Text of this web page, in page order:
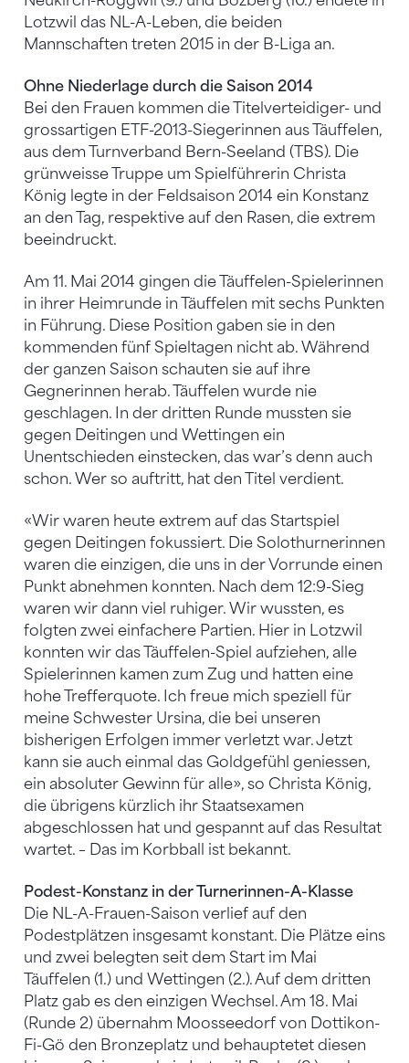
Lotzwil das NL-A-Leben, die beiden
Mannschaften treten 2015 in der B-Liga an.
Ohne Niederlage durch die Saison 2014
Bei den Frauen kommen die Titelverteidiger- und
grossartigen ETF-2013-Siegerinnen aus Täuffelen,
aus dem Turnverband Bern-Seeland (TBS). Die
grünweisse Truppe um Spielführerin Christa
König legte in der Feldsaison 2014 ein Konstanz
an den Tag, respektive auf den Rasen, die extrem
beeindruckt.
Am 11. Mai 2014 gingen die Täuffelen-Spielerinnen
in ihrer Heimrunde in Täuffelen mit sechs Punkten
in Führung. Diese Position gaben sie in den
kommenden fünf Spieltagen nicht ab. Während
der ganzen Saison schauten sie auf ihre
Gegnerinnen herab. Täuffelen wurde nie
geschlagen. In der dritten Runde mussten sie
gegen Deitingen und Wettingen ein
Unentschieden einstecken, das war’s denn auch
schon. Wer so auftritt, hat den Titel verdient.
«Wir waren heute extrem auf das Startspiel
gegen Deitingen fokussiert. Die Solothurnerinnen
waren die einzigen, die uns in der Vorrunde einen
Punkt abnehmen konnten. Nach dem 12:9-Sieg
waren wir dann viel ruhiger. Wir wussten, es
folgten zwei einfachere Partien. Hier in Lotzwil
konnten wir das Täuffelen-Spiel aufziehen, alle
Spielerinnen kamen zum Zug und hatten eine
hohe Trefferquote. Ich freue mich speziell für
meine Schwester Ursina, die bei unseren
bisherigen Erfolgen immer verletzt war. Jetzt
kann sie auch einmal das Goldgefühl geniessen,
ein absoluter Gewinn für alle», so Christa König,
die übrigens kürzlich ihr Staatsexamen
abgeschlossen hat und gespannt auf das Resultat
wartet. – Das im Korbball ist bekannt.
Podest-Konstanz in der Turnerinnen-A-Klasse
Die NL-A-Frauen-Saison verlief auf den
Podestplätzen insgesamt konstant. Die Plätze eins
und zwei belegten seit dem Start im Mai
Täuffelen (1.) und Wettingen (2.). Auf dem dritten
Platz gab es den einzigen Wechsel. Am 18. Mai
(Runde 2) übernahm Moosseedorf von Dottikon-
Fi-Gö den Bronzeplatz und behauptetet diesen